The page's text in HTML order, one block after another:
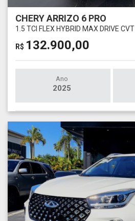
CHERY ARRIZO 6 PRO
1.5 TCI FLEX HYBRID MAX DRIVE CVT
R$ 132.900,00
Ano
2025